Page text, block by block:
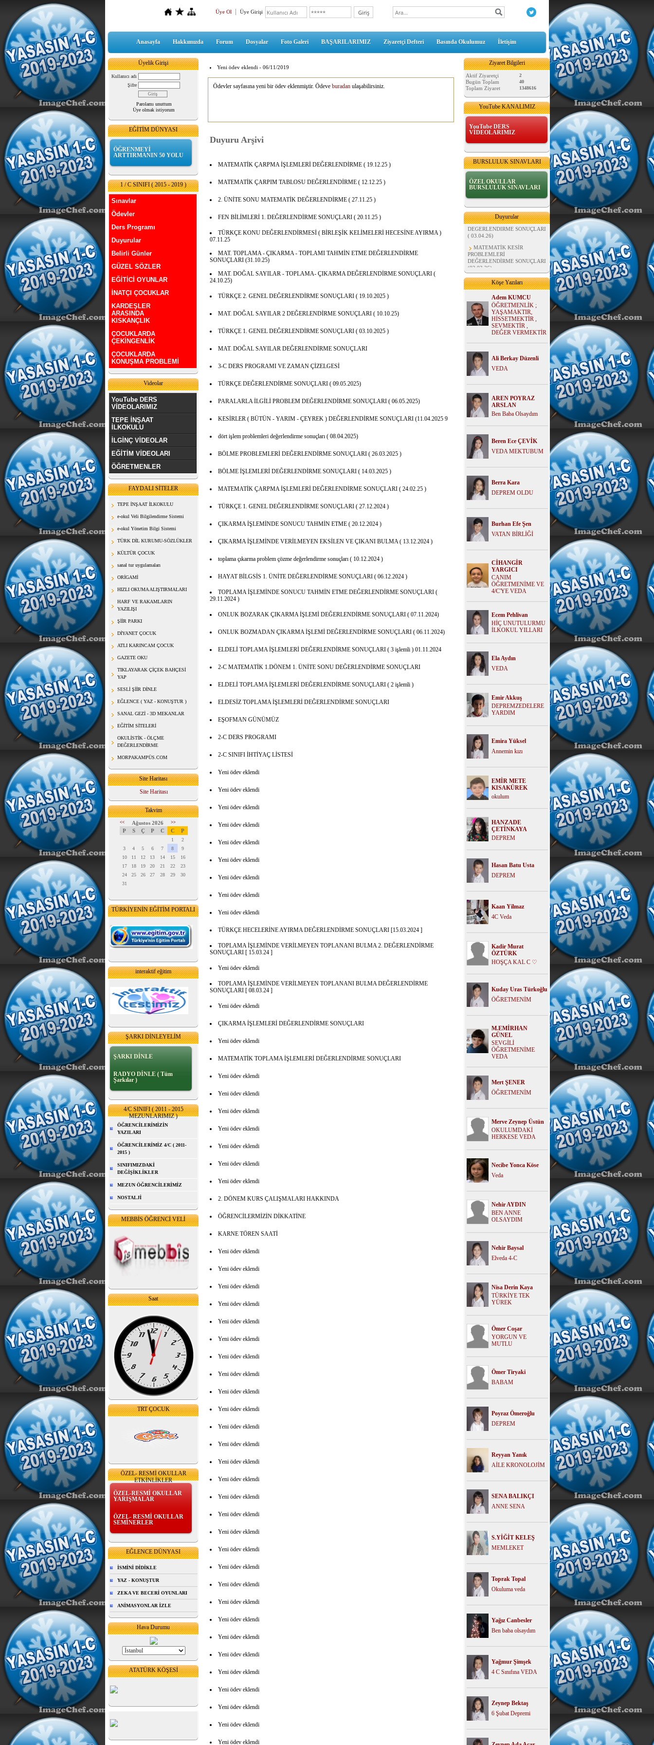
Üye Ol Üye Girişi
Anasayfa Hakkımızda Forum Dosyalar Foto Galeri BAŞARILARIMIZ Ziyaretçi Defteri Basında Okulumuz İletişim
Üyelik Girişi
Kullanıcı adı
Şifre
Parolamı unuttum
Üye olmak istiyorum
EĞİTİM DÜNYASI
ÖĞRENMEYİ
ARTTIRMANIN 50 YOLU
1 / C SINIFI ( 2015 - 2019 )
Sınavlar
Ödevler
Ders Programı
Duyurular
Belirli Günler
GÜZEL SÖZLER
EĞİTİCİ OYUNLAR
İNATÇI ÇOCUKLAR
KARDEŞLER
ARASINDA
KISKANÇLIK
ÇOCUKLARDA
ÇEKİNGENLİK
ÇOCUKLARDA
KONUŞMA PROBLEMİ
Videolar
YouTube DERS
VİDEOLARIMIZ
TEPE İNŞAAT
İLKOKULU
İLGİNÇ VİDEOLAR
EĞİTİM VİDEOLARI
ÖĞRETMENLER
FAYDALI SİTELER
TEPE İNŞAAT İLKOKULU
e-okul Veli Bilgilendirme Sistemi
e-okul Yönetim Bilgi Sistemi
TÜRK DİL KURUMU-SÖZLÜKLER
KÜLTÜR ÇOCUK
sanal tur uygulamaları
ORİGAMİ
HIZLI OKUMA ALIŞTIRMALARI
HARF VE RAKAMLARIN
YAZILIŞI
ŞİİR PARKI
DİYANET ÇOCUK
ATLI KARINCAM ÇOCUK
GAZETE OKU
TIKLAYARAK ÇİÇEK BAHÇESİ
YAP
SESLİ ŞİİR DİNLE
EĞLENCE ( YAZ - KONUŞTUR )
SANAL GEZİ - 3D MEKANLAR
EĞİTİM SİTELERİ
OKULİSTİK - ÖLÇME
DEĞERLENDİRME
MORPAKAMPÜS.COM
Site Haritası
Site Haritası
Takvim
<< Ağustos 2026 >>
P S Ç P C C P
1
2
3
4 5 6 7 8
9
10
11 12 13 14 15
16
17
18 19 20 21 22
23
24
25 26 27 28 29
30
31
TÜRKİYENİN EĞİTİM PORTALI
interaktif eğitim
ŞARKI DİNLEYELİM
ŞARKI DİNLE
RADYO DİNLE ( Tüm
Şarkılar )
4/C SINIFI ( 2011 - 2015
MEZUNLARIMIZ )
ÖĞRENCİLERİMİZİN
YAZILARI
ÖĞRENCİLERİMİZ 4/C ( 2011-
2015 )
SINIFIMIZDAKİ
DEĞİŞİKLİKLER
MEZUN ÖĞRENCİLERİMİZ
NOSTALJİ
MEBBİS ÖĞRENCİ VELİ
Saat
TRT ÇOCUK
ÖZEL- RESMİ OKULLAR
ETKİNLİKLER
ÖZEL-RESMİ OKULLAR
YARIŞMALAR
ÖZEL- RESMİ OKULLAR
SEMİNERLER
EĞLENCE DÜNYASI
İSMİNİ DİDİKLE
YAZ - KONUŞTUR
ZEKA VE BECERİ OYUNLARI
ANİMASYONLAR İZLE
Hava Durumu
ATATÜRK KÖŞESİ
Yeni ödev eklendi - 06/11/2019
Ödevler sayfasına yeni bir ödev eklenmiştir. Ödeve buradanulaşabilirsiniz.
Duyuru Arşivi
MATEMATİK ÇARPMA İŞLEMLERİ DEĞERLENDİRME ( 19.12.25 )
MATEMATİK ÇARPIM TABLOSU DEĞERLENDİRME ( 12.12.25 )
2. ÜNİTE SONU MATEMATİK DEĞERLENDİRME ( 27.11.25 )
FEN BİLİMLERİ 1. DEĞERLENDİRME SONUÇLARI ( 20.11.25 )
TÜRKÇE KONU DEĞERLENDİRMESİ ( BİRLEŞİK KELİMELERİ HECESİNE AYIRMA )
07.11.25
MAT. TOPLAMA - ÇIKARMA - TOPLAMI TAHMİN ETME DEĞERLENDİRME
SONUÇLARI (31.10.25)
MAT. DOĞAL SAYILAR - TOPLAMA- ÇIKARMA DEĞERLENDİRME SONUÇLARI (
24.10.25)
TÜRKÇE 2. GENEL DEĞERLENDİRME SONUÇLARI ( 19.10.2025 )
MAT. DOĞAL SAYILAR 2 DEĞERLENDİRME SONUÇLARI ( 10.10.25)
TÜRKÇE 1. GENEL DEĞERLENDİRME SONUÇLARI ( 03.10.2025 )
MAT. DOĞAL SAYILAR DEĞERLENDİRME SONUÇLARI
3-C DERS PROGRAMI VE ZAMAN ÇİZELGESİ
TÜRKÇE DEĞERLENDİRME SONUÇLARI ( 09.05.2025)
PARALARLA İLGİLİ PROBLEM DEĞERLENDİRME SONUÇLARI ( 06.05.2025)
KESİRLER ( BÜTÜN - YARIM - ÇEYREK ) DEĞERLENDİRME SONUÇLARI (11.04.2025 9
dört işlem problemleri değerlendirme sonuçları ( 08.04.2025)
BÖLME PROBLEMLERİ DEĞERLENDİRME SONUÇLARI ( 26.03.2025 )
BÖLME İŞLEMLERİ DEĞERLENDİRME SONUÇLARI ( 14.03.2025 )
MATEMATİK ÇARPMA İŞLEMLERİ DEĞERLENDİRME SONUÇLARI ( 24.02.25 )
TÜRKÇE 1. GENEL DEĞERLENDİRME SONUÇLARI ( 27.12.2024 )
ÇIKARMA İŞLEMİNDE SONUCU TAHMİN ETME ( 20.12.2024 )
ÇIKARMA İŞLEMİNDE VERİLMEYEN EKSİLEN VE ÇIKANI BULMA ( 13.12.2024 )
toplama çıkarma problem çözme değerlendirme sonuçları ( 10.12.2024 )
HAYAT BİLGSİS 1. ÜNİTE DEĞERLENDİRME SONUÇLARI ( 06.12.2024 )
TOPLAMA İŞLEMİNDE SONUCU TAHMİN ETME DEĞERLENDİRME SONUÇLARI (
29.11.2024 )
ONLUK BOZARAK ÇIKARMA İŞLEMİ DEĞERLENDİRME SONUÇLARI ( 07.11.2024)
ONLUK BOZMADAN ÇIKARMA İŞLEMİ DEĞERLENDİRME SONUÇLARI ( 06.11.2024)
ELDELİ TOPLAMA İŞLEMLERİ DEĞERLENDİRME SONUÇLARI ( 3 işlemli ) 01.11.2024
2-C MATEMATİK 1.DÖNEM 1. ÜNİTE SONU DEĞERLENDİRME SONUÇLARI
ELDELİ TOPLAMA İŞLEMLERİ DEĞERLENDİRME SONUÇLARI ( 2 işlemli )
ELDESİZ TOPLAMA İŞLEMLERİ DEĞERLENDİRME SONUÇLARI
EŞOFMAN GÜNÜMÜZ
2-C DERS PROGRAMI
2-C SINIFI İHTİYAÇ LİSTESİ
Yeni ödev eklendi
Yeni ödev eklendi
Yeni ödev eklendi
Yeni ödev eklendi
Yeni ödev eklendi
Yeni ödev eklendi
Yeni ödev eklendi
Yeni ödev eklendi
Yeni ödev eklendi
TÜRKÇE HECELERİNE AYIRMA DEĞERLENDİRME SONUÇLARI [15.03.2024 ]
TOPLAMA İŞLEMİNDE VERİLMEYEN TOPLANANI BULMA 2. DEĞERLENDİRME
SONUÇLARI [ 15.03.24 ]
Yeni ödev eklendi
TOPLAMA İŞLEMİNDE VERİLMEYEN TOPLANANI BULMA DEĞERLENDİRME
SONUÇLARI [ 08.03.24 ]
Yeni ödev eklendi
ÇIKARMA İŞLEMLERİ DEĞERLENDİRME SONUÇLARI
Yeni ödev eklendi
MATEMATİK TOPLAMA İŞLEMLERİ DEĞERLENDİRME SONUÇLARI
Yeni ödev eklendi
Yeni ödev eklendi
Yeni ödev eklendi
Yeni ödev eklendi
Yeni ödev eklendi
Yeni ödev eklendi
Yeni ödev eklendi
2. DÖNEM KURS ÇALIŞMALARI HAKKINDA
ÖĞRENCİLERMİZİN DİKKATİNE
KARNE TÖREN SAATİ
Yeni ödev eklendi
Yeni ödev eklendi
Yeni ödev eklendi
Yeni ödev eklendi
Yeni ödev eklendi
Yeni ödev eklendi
Yeni ödev eklendi
Yeni ödev eklendi
Yeni ödev eklendi
Yeni ödev eklendi
Yeni ödev eklendi
Yeni ödev eklendi
Yeni ödev eklendi
Yeni ödev eklendi
Yeni ödev eklendi
Yeni ödev eklendi
Yeni ödev eklendi
Yeni ödev eklendi
Yeni ödev eklendi
Yeni ödev eklendi
Yeni ödev eklendi
Yeni ödev eklendi
Yeni ödev eklendi
Yeni ödev eklendi
Yeni ödev eklendi
Yeni ödev eklendi
Yeni ödev eklendi
Yeni ödev eklendi
Yeni ödev eklendi
Ziyaret Bilgileri
Aktif Ziyaretçi 2
Bugün Toplam 40
Toplam Ziyaret 1348616
YouTube KANALIMIZ
YouTube DERS
VİDEOLARIMIZ
BURSLULUK SINAVLARI
ÖZEL OKULLAR
BURSLULUK SINAVLARI
Duyurular
MATEMATİK SAATLER
DEĞERLENDİRME SONUÇLARI
( 03.04.26)
MATEMATİK KESİR
PROBLEMLERİ
DEĞERLENDİRME SONUÇLARI
(02.03.26)
İŞLEMLERİ DEĞERLENDİRME
SONUÇLARI (07.02.26)
FEN BİLİMLERİ MADDE
ÜNİTESİ DEĞERLENDİRME
SONUÇLARI ( 02.01.26)
HAYAT BİLGİSİ
DEĞERLENDİRME SONUÇLARI
( 02.01.26)
PROBLEMLERİ
DEĞERLENDİRME SONUÇLARI
( 02.01.26)
Köşe Yazıları
Adem KUMCU
ÖĞRETMENLİK ;
YAŞAMAKTIR,
HİSSETMEKTİR ,
SEVMEKTİR ,
DEĞER VERMEKTİR
Ali Berkay Düzenli
VEDA
AREN POYRAZ
ARSLAN
Ben Baba Olsaydım
Beren Ece ÇEVİK
VEDA MEKTUBUM
Berra Kara
DEPREM OLDU
Burhan Efe Şen
VATAN BİRLİĞİ
CİHANGİR
YARGICI
CANIM
ÖĞRETMENİME VE
4/C'YE VEDA
Ecem Pehlivan
HİÇ UNUTULURMU
İLKOKUL YILLARI
Ela Aydın
VEDA
Emir Akkuş
DEPREMZEDELERE
YARDIM
Emira Yüksel
Annemin kızı
EMİR METE
KISAKÜREK
okulum
HANZADE
ÇETİNKAYA
DEPREM
Hasan Batu Usta
DEPREM
Kaan Yilmaz
4C Veda
Kadir Murat
ÖZTÜRK
HOŞÇA KAL C ♡
Kuday Uras Türkoğlu
ÖĞRETMENİM
M.EMİRHAN
GÜNEL
SEVGİLİ
ÖĞRETMENİME
VEDA
Mert ŞENER
ÖĞRETMENİM
Merve Zeynep Üstün
OKULUMDAKİ
HERKESE VEDA
Necibe Yonca Köse
Veda
Nehir AYDIN
BEN ANNE
OLSAYDIM
Nehir Baysal
Elveda 4-C
Nisa Derin Kaya
TÜRKİYE TEK
YÜREK
Ömer Coşar
YORGUN VE
MUTLU
Ömer Tiryaki
BABAM
Poyraz Ömeroğlu
DEPREM
Reyyan Yanık
AİLE KRONOLOJİM
SENA BALIKÇI
ANNE SENA
S.YİĞİT KELEŞ
MEMLEKET
Toprak Topal
Okuluma veda
Yağız Canbesler
Ben baba olsaydım
Yağmur Şimşek
4 C Sınıfına VEDA
Zeynep Bektaş
6 Şubat Depremi